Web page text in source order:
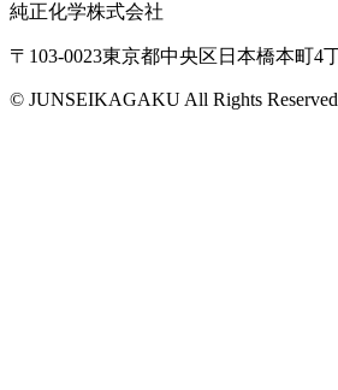
純正化学株式会社
〒103-0023東京都中央区日本橋本町4
© JUNSEIKAGAKU All Rights